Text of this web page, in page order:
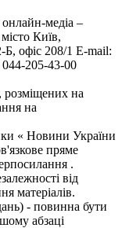
медіа –
Київ,
офіс 208/1 E-mail:
205-43-00
розміщених на
на
« Новини України
пряме
.
від
матеріалів.
- повинна бути
абзаці